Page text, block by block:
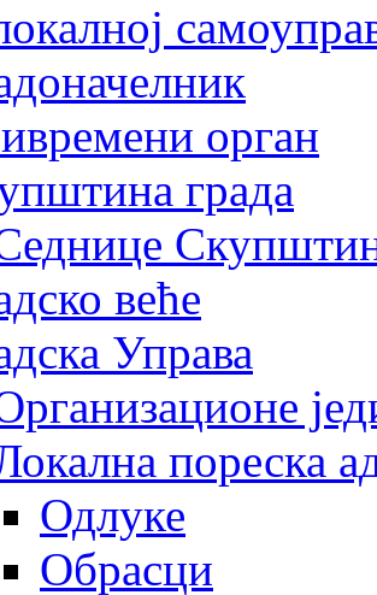
орган
града
веће
Управа
пореска
Одлуке
Обрасци